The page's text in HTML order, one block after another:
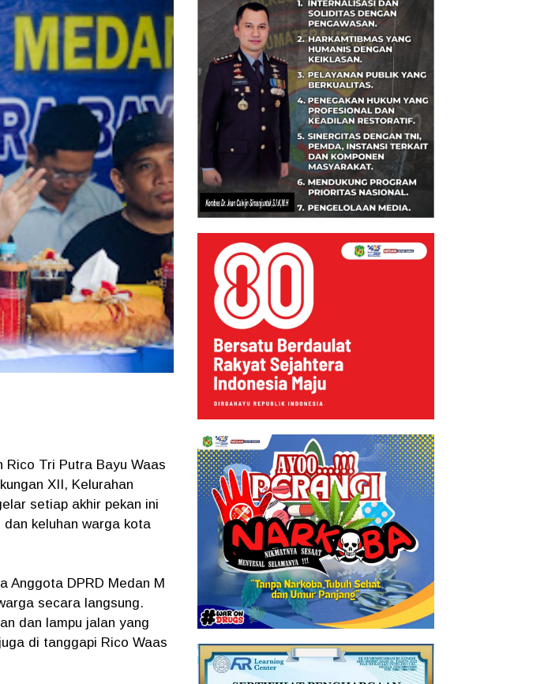
Tri Putra Bayu Waas
XII, Kelurahan
setiap akhir pekan ini
keluhan warga kota
Anggota DPRD Medan M
secara langsung.
dan lampu jalan yang
di tanggapi Rico Waas